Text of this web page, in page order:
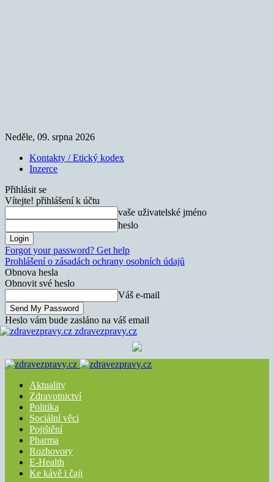
Neděle, 09. srpna 2026
Kontakty / Etický kodex
Inzerce
Přihlásit se
Vítejte! přihlášení k účtu
vaše uživatelské jméno
heslo
Forgot your password? Get help
Prohlášení o zásadách ochrany osobních údajů
Obnova hesla
Obnovit své heslo
Váš e-mail
Heslo vám bude zasláno na váš email
zdravezpravy.cz
Aktuality
Zdravotnictví
Politika
Sociální věci
Pojištění
Pharma
Rozhovory
E-Health
Ke kávě i čaji